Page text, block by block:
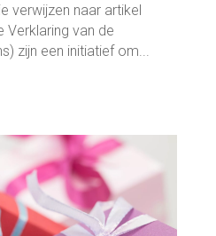
verwijzen naar artikel
Verklaring van de
zijn een initiatief om...